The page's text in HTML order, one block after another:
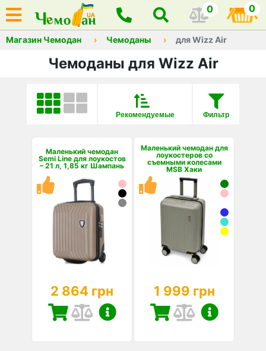
0 0
Магазин Чемодан Чемоданы для Wizz Air
Чемоданы для Wizz Air
Фильтр
Рекомендуемые
Маленький чемодан
Semi Line для лоукостов
– 21 л, 1,85 кг Шампань
2 864 грн
Маленький чемодан для
лоукостеров со
съемными колесами
MSB Хаки
1 999 грн